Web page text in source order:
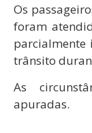
Os
foram
parcialmente
trânsito
As
apuradas.